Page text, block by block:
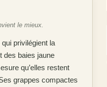
le mieux.
privilégient la
des baies jaune
qu’elles restent
grappes compactes